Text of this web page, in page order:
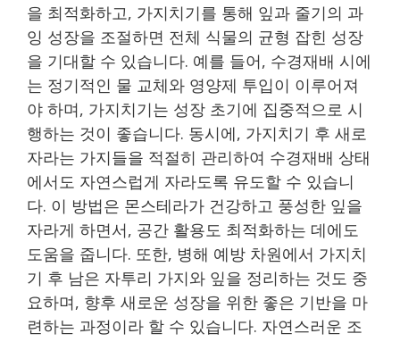
을 최적화하고, 가지치기를 통해 잎과 줄기의 과
잉 성장을 조절하면 전체 식물의 균형 잡힌 성장
을 기대할 수 있습니다. 예를 들어, 수경재배 시에
는 정기적인 물 교체와 영양제 투입이 이루어져
야 하며, 가지치기는 성장 초기에 집중적으로 시
행하는 것이 좋습니다. 동시에, 가지치기 후 새로
자라는 가지들을 적절히 관리하여 수경재배 상태
에서도 자연스럽게 자라도록 유도할 수 있습니
다. 이 방법은 몬스테라가 건강하고 풍성한 잎을
자라게 하면서, 공간 활용도 최적화하는 데에도
도움을 줍니다. 또한, 병해 예방 차원에서 가지치
기 후 남은 자투리 가지와 잎을 정리하는 것도 중
요하며, 향후 새로운 성장을 위한 좋은 기반을 마
련하는 과정이라 할 수 있습니다. 자연스러운 조